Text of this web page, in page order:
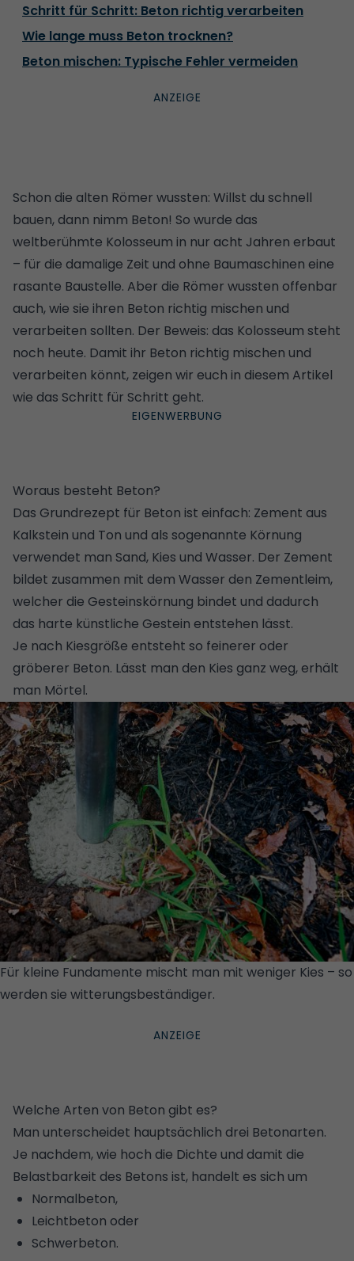
Schritt für Schritt: Beton richtig verarbeiten
Wie lange muss Beton trocknen?
Beton mischen: Typische Fehler vermeiden
Schon die alten Römer wussten: Willst du schnell
bauen, dann nimm Beton! So wurde das
weltberühmte Kolosseum in nur acht Jahren erbaut
– für die damalige Zeit und ohne Baumaschinen eine
rasante Baustelle. Aber die Römer wussten offenbar
auch, wie sie ihren Beton richtig mischen und
verarbeiten sollten. Der Beweis: das Kolosseum steht
noch heute. Damit ihr Beton richtig mischen und
verarbeiten könnt, zeigen wir euch in diesem Artikel
wie das Schritt für Schritt geht.
Woraus besteht Beton?
Das Grundrezept für Beton ist einfach: Zement aus
Kalkstein und Ton und als sogenannte Körnung
verwendet man Sand, Kies und Wasser. Der Zement
bildet zusammen mit dem Wasser den Zementleim,
welcher die Gesteinskörnung bindet und dadurch
das harte künstliche Gestein entstehen lässt.
Je nach Kiesgröße entsteht so feinerer oder
gröberer Beton. Lässt man den Kies ganz weg, erhält
man Mörtel.
Für kleine Fundamente mischt man mit weniger Kies – so
werden sie witterungsbeständiger.
Welche Arten von Beton gibt es?
Man unterscheidet hauptsächlich drei Betonarten.
Je nachdem, wie hoch die Dichte und damit die
Belastbarkeit des Betons ist, handelt es sich um
Normalbeton,
Leichtbeton oder
Schwerbeton.